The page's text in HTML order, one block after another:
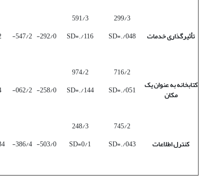
تأثیرگذاری خدمات
299/3
SD=./048
591/3
SD=./116
292/0-
547/2-
کتابخانه به عنوان یک
مکان
716/2
SD=./051
974/2
SD=./144
258/0-
062/2-
کنترل اطلاعات
745/2
SD=./043
248/3
SD=0/1
503/0-
386/4-